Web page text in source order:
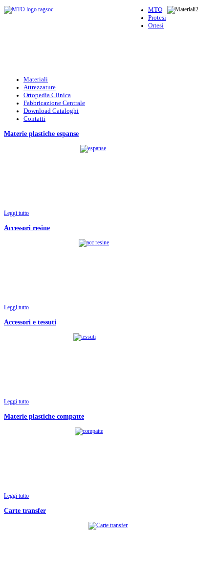
MTO
Protesi
Ortesi
Materiali
Attrezzature
Ortopedia Clinica
Fabbricazione Centrale
Download Cataloghi
Contatti
Materie plastiche espanse
Leggi tutto
Accessori resine
Leggi tutto
Accessori e tessuti
Leggi tutto
Materie plastiche compatte
Leggi tutto
Carte transfer